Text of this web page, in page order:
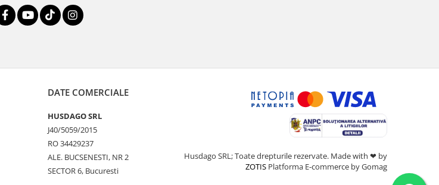
DATE COMERCIALE
HUSDAGO SRL
J40/5059/2015
RO 34429237
ALE. BUCSENESTI, NR 2
SECTOR 6, Bucuresti
Husdago SRL; Toate drepturile rezervate. Made with ❤ by
ZOTIS Platforma E-commerce by Gomag